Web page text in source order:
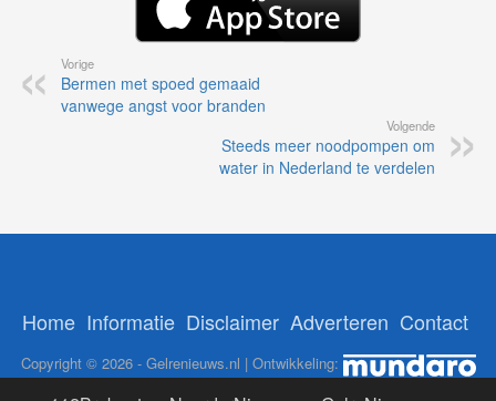
Vorige
Bermen met spoed gemaaid
vanwege angst voor branden
Volgende
Steeds meer noodpompen om
water in Nederland te verdelen
Home Informatie Disclaimer Adverteren Contact
Copyright © 2026 - Gelrenieuws.nl | Ontwikkeling: